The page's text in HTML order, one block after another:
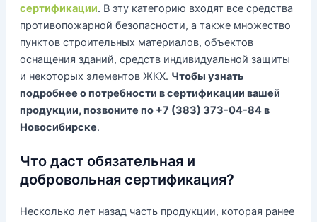
сертификации. В эту категорию входят все средства
противопожарной безопасности, а также множество
пунктов строительных материалов, объектов
оснащения зданий, средств индивидуальной защиты
и некоторых элементов ЖКХ. Чтобы узнать
подробнее о потребности в сертификации вашей
продукции, позвоните по +7 (383) 373-04-84 в
Новосибирске.
Что даст обязательная и
добровольная сертификация?
Несколько лет назад часть продукции, которая ранее